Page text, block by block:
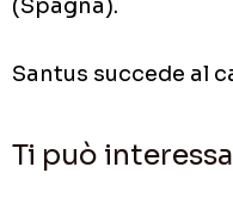
(Spagna).
Santus succede al
Ti può